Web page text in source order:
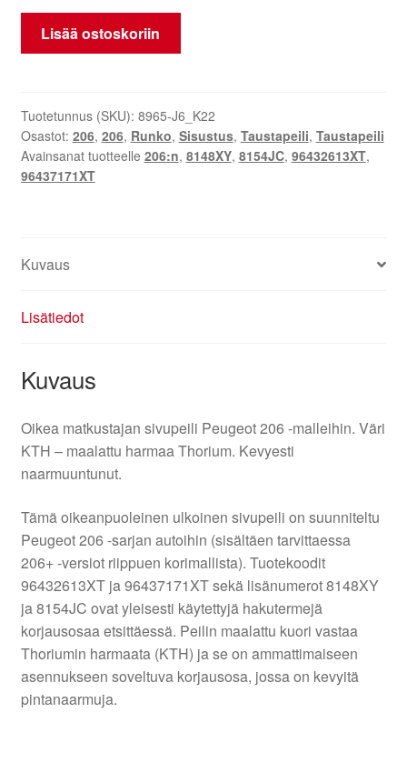
Oikea
sivupeili
KTH
96437171XT
8148XY
määrä
Lisää ostoskoriin
Tuotetunnus (SKU): 8965-J6_K22
Osastot: 206, 206, Runko, Sisustus, Taustapeili, Taustapeili
Avainsanat tuotteelle 206:n, 8148XY, 8154JC, 96432613XT,
96437171XT
Kuvaus
Lisätiedot
Kuvaus
Oikea matkustajan sivupeili Peugeot 206 -malleihin. Väri
KTH – maalattu harmaa Thorium. Kevyesti
naarmuuntunut.
Tämä oikeanpuoleinen ulkoinen sivupeili on suunniteltu
Peugeot 206 -sarjan autoihin (sisältäen tarvittaessa
206+ -versiot riippuen korimallista). Tuotekoodit
96432613XT ja 96437171XT sekä lisänumerot 8148XY
ja 8154JC ovat yleisesti käytettyjä hakutermejä
korjausosaa etsittäessä. Peilin maalattu kuori vastaa
Thoriumin harmaata (KTH) ja se on ammattimaiseen
asennukseen soveltuva korjausosa, jossa on kevyitä
pintanaarmuja.